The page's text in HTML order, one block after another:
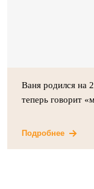
Ваня родился на
теперь говорит
Подробнее